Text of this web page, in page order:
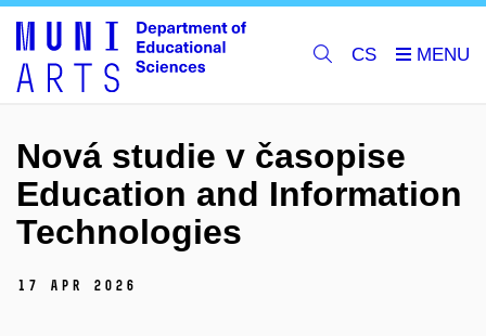
CS
Nová studie v časopise
Education and Information
Technologies
17 Apr 2026